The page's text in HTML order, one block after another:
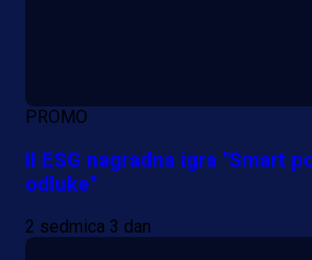
PROMO
II ESG nagradna igra "Smart
odluke"
2 sedmica 3 dan